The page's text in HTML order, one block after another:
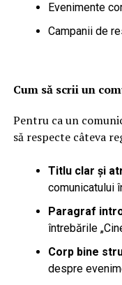
Evenimente
Campanii de
Cum să scrii un
Pentru ca un
să respecte câteva
Titlu clar și
comunicatului
Paragraf
întrebările
Corp bine
despre